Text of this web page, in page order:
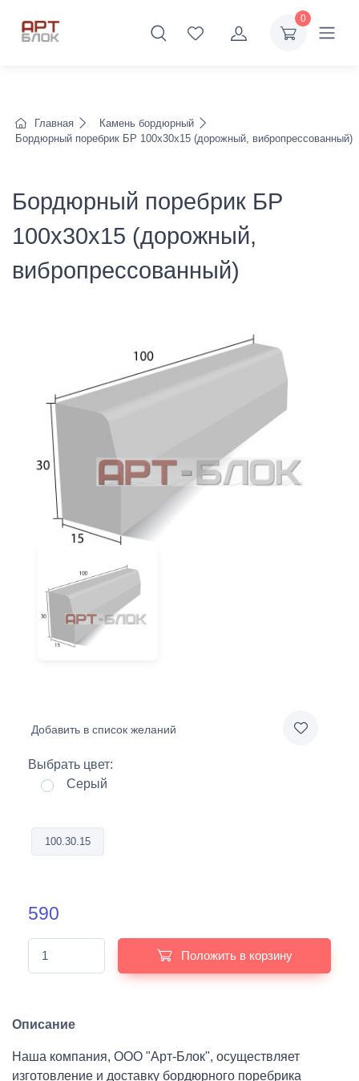
0
Главная
Камень бордюрный
Бордюрный поребрик БР 100х30х15 (дорожный, вибропрессованный)
Бордюрный поребрик БР
100х30х15 (дорожный,
вибропрессованный)
Добавить в список желаний
Выбрать цвет:
Серый
100.30.15
590
Положить в корзину
Описание
Наша компания, ООО "Арт-Блок", осуществляет
изготовление и доставку бордюрного поребрика